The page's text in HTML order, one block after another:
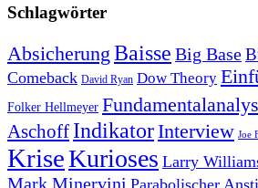
Schlagwörter
Absicherung Baisse Big Base
Comeback David Ryan Dow Theory
Folker Hellmeyer
Aschoff IndikatorInterview Joe
KriseKurioses Larry
Mark Minervini Parabolischer